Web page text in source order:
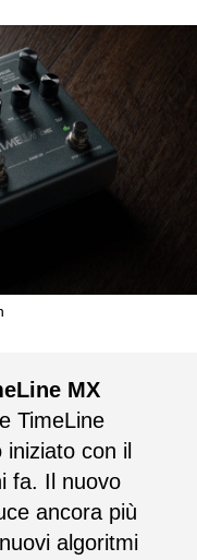
MX
TimeLine
con il
fa. Il nuovo
ancora più
algoritmi